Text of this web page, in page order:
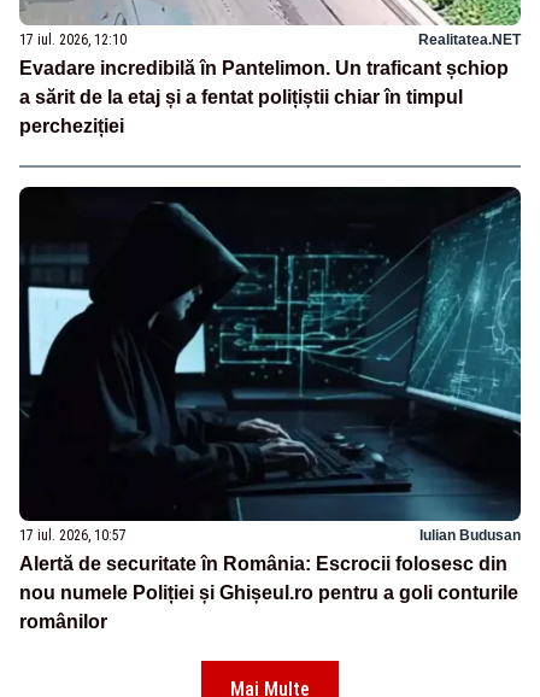
17 iul. 2026, 12:10 Realitatea.NET
Evadare incredibilă în Pantelimon. Un traficant șchiop
a sărit de la etaj și a fentat polițiștii chiar în timpul
percheziției
17 iul. 2026, 10:57 Iulian Budusan
Alertă de securitate în România: Escrocii folosesc din
nou numele Poliției și Ghișeul.ro pentru a goli conturile
românilor
Mai Multe